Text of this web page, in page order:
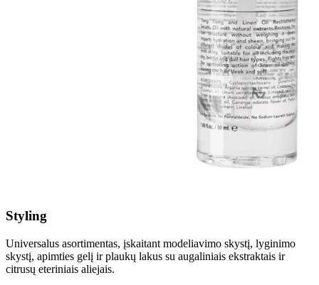
Styling
Universalus asortimentas, įskaitant modeliavimo skystį, lyginimo
skystį, apimties gelį ir plaukų lakus su augaliniais ekstraktais ir
citrusų eteriniais aliejais.